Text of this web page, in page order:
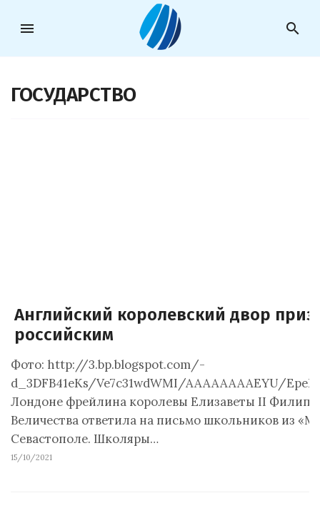
menu search
ГОСУДАРСТВО
Английский королевский двор
российским
Фото: http://3.bp.blogspot.com/-
d_3DFB41eKs/Ve7c31wdWMI/AAAAAAAAEYU/
Лондоне фрейлина королевы Елизаветы II
Величества ответила на письмо школьников из
Севастополе. Школяры…
15/10/2021